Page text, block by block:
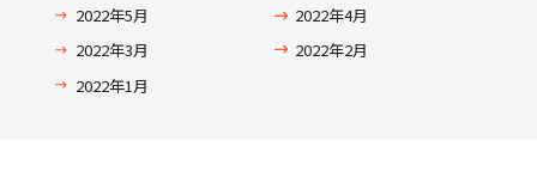
2022年5月
2022年4月
2022年3月
2022年2月
2022年1月